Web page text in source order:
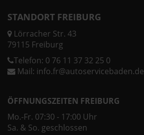
STANDORT FREIBURG
Lörracher Str. 43
79115 Freiburg
Telefon: 0 76 11 37 32 25 0
Mail: info.fr@autoservicebaden.de
ÖFFNUNGSZEITEN FREIBURG
Mo.-Fr. 07:30 - 17:00 Uhr
Sa. & So. geschlossen